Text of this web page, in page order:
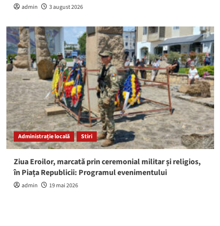
admin 3 august 2026
Administrație locală Stiri
Ziua Eroilor, marcată prin ceremonial militar și religios,
în Piața Republicii: Programul evenimentului
admin 19 mai 2026